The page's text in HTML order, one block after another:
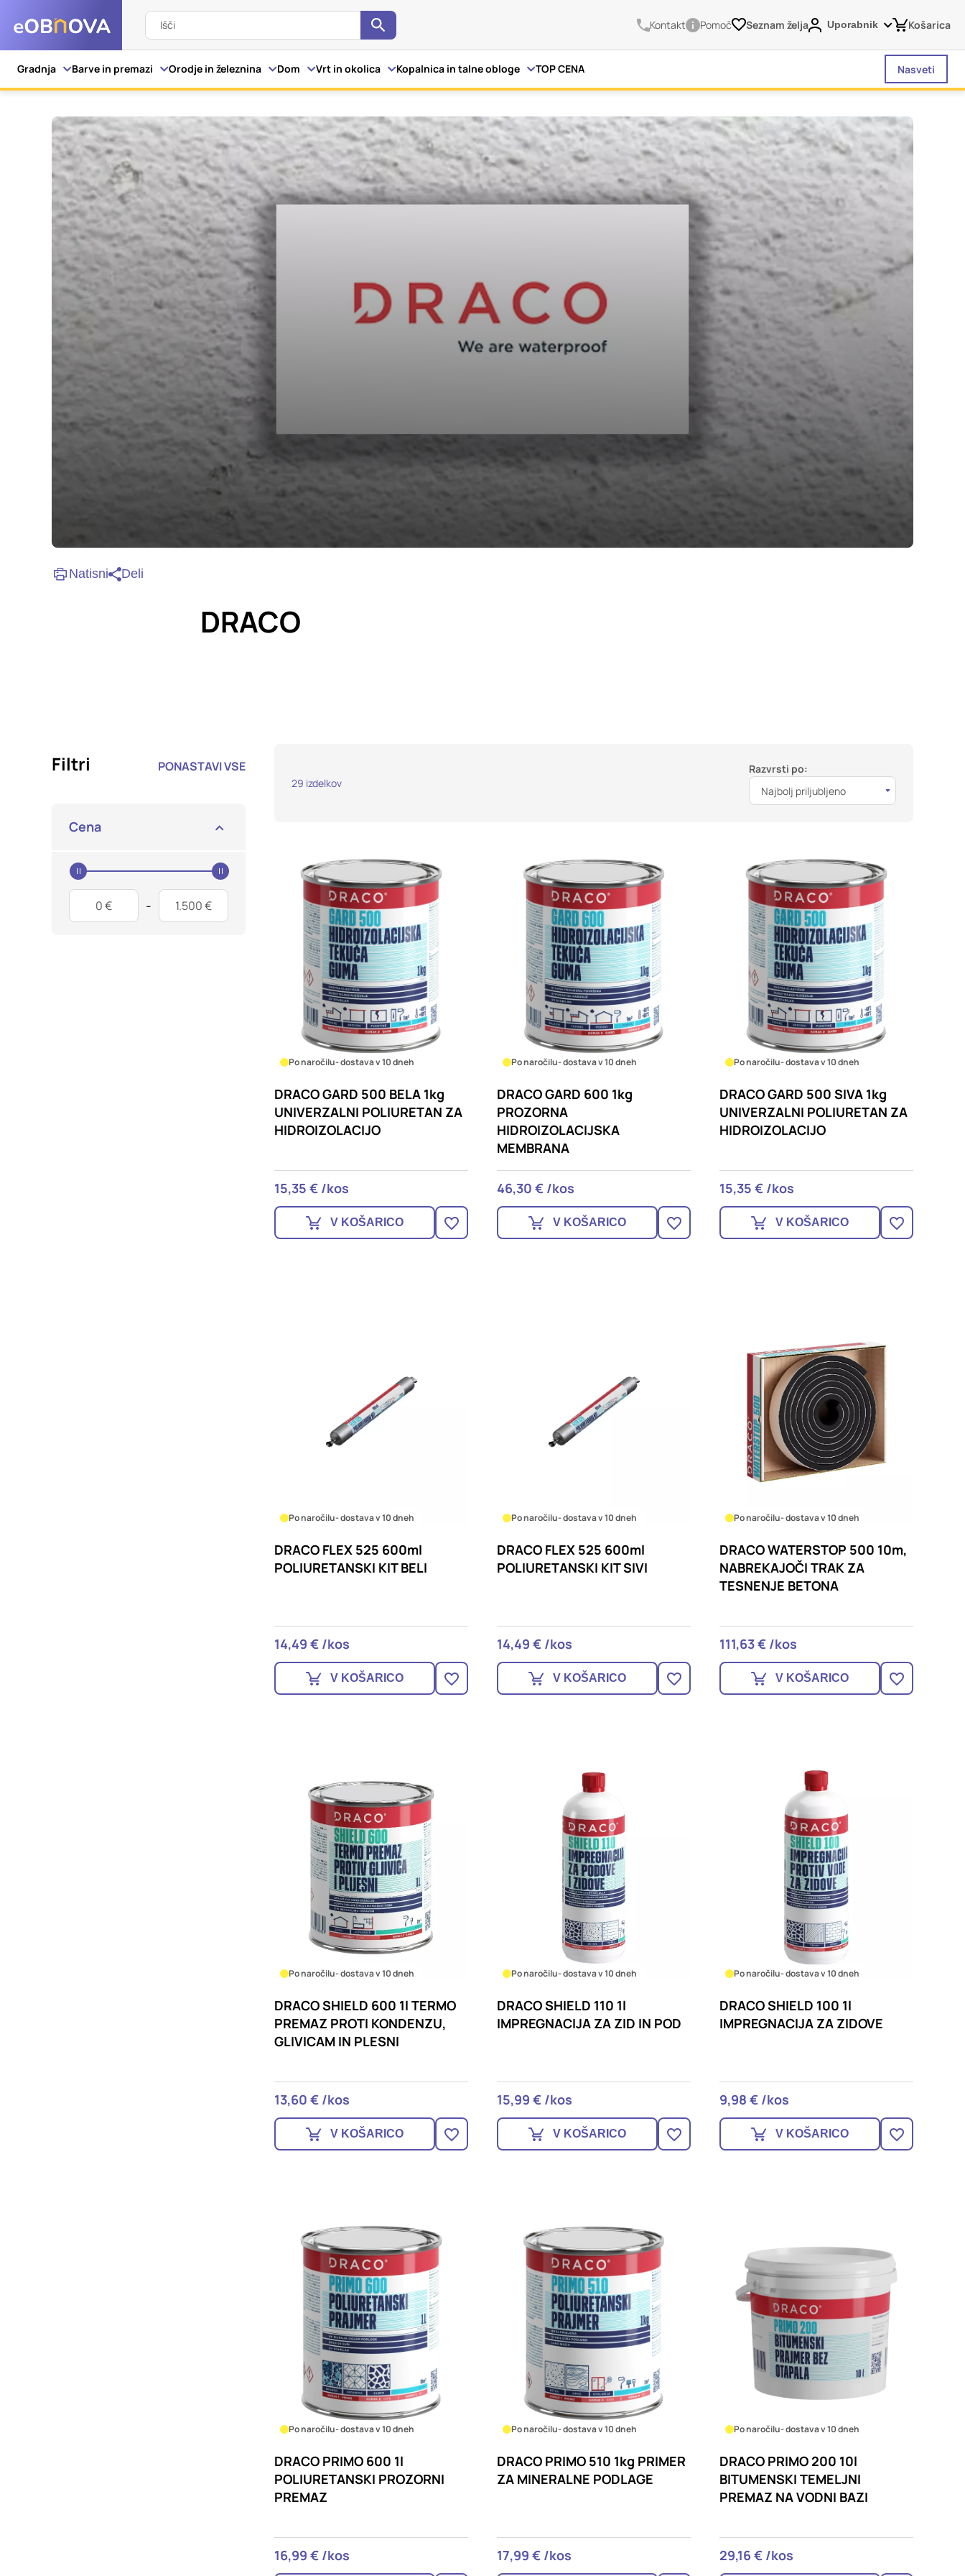
Išči
Išči Kontakt Pomoč Seznam želja Uporabnik Košarica
Gradnja Barve in premazi Orodje in železnina Dom Vrt in okolica Kopalnica in talne obloge TOP CENA Nasveti
Natisni Deli
DRACO
Filtri PONASTAVI VSE
Cena
Price Start
-
Price End
29 izdelkov
Razvrsti po:
Najbolj priljubljeno
Po naročilu- dostava v 10 dneh
DRACO GARD 500 BELA 1kg
UNIVERZALNI POLIURETAN ZA
HIDROIZOLACIJO
15,35 € /kos
V KOŠARICO
Po naročilu- dostava v 10 dneh
DRACO GARD 600 1kg
PROZORNA
HIDROIZOLACIJSKA
MEMBRANA
46,30 € /kos
V KOŠARICO
Po naročilu- dostava v 10 dneh
DRACO GARD 500 SIVA 1kg
UNIVERZALNI POLIURETAN ZA
HIDROIZOLACIJO
15,35 € /kos
V KOŠARICO
Po naročilu- dostava v 10 dneh
DRACO FLEX 525 600ml
POLIURETANSKI KIT BELI
14,49 € /kos
V KOŠARICO
Po naročilu- dostava v 10 dneh
DRACO FLEX 525 600ml
POLIURETANSKI KIT SIVI
14,49 € /kos
V KOŠARICO
Po naročilu- dostava v 10 dneh
DRACO WATERSTOP 500 10m,
NABREKAJOČI TRAK ZA
TESNENJE BETONA
111,63 € /kos
V KOŠARICO
Po naročilu- dostava v 10 dneh
DRACO SHIELD 600 1l TERMO
PREMAZ PROTI KONDENZU,
GLIVICAM IN PLESNI
13,60 € /kos
V KOŠARICO
Po naročilu- dostava v 10 dneh
DRACO SHIELD 110 1l
IMPREGNACIJA ZA ZID IN POD
15,99 € /kos
V KOŠARICO
Po naročilu- dostava v 10 dneh
DRACO SHIELD 100 1l
IMPREGNACIJA ZA ZIDOVE
9,98 € /kos
V KOŠARICO
Po naročilu- dostava v 10 dneh
DRACO PRIMO 600 1l
POLIURETANSKI PROZORNI
PREMAZ
16,99 € /kos
Po naročilu- dostava v 10 dneh
DRACO PRIMO 510 1kg PRIMER
ZA MINERALNE PODLAGE
17,99 € /kos
Po naročilu- dostava v 10 dneh
DRACO PRIMO 200 10l
BITUMENSKI TEMELJNI
PREMAZ NA VODNI BAZI
29,16 € /kos
Nastavitve piškotkov
Vaša zasebnost
Ko obiščete katero koli spletno mesto, mesto lahko shrani ali pridobi informacije iz vašega brskalnika,
večinoma v obliki piškotkov. Te informacije se lahko navezujejo na vas, vaše nastavitve, vašo napravo ali
pa skrbijo, da vaše spletno mesto deluje v skladu z vašimi pričakovanji. Te informacije običajno ne
razkrivajo neposredno vaše identitete, vendar vam lahko zagotovijo bolj prilagojeno spletno uporabniško
izkušnjo. Nekatere vrste piškotkov lahko zavrnete. Klikajte različna imena kategorij, da si ogledate več
informacij in spremenite privzete nastavitve. Blokiranje določenih vrst piškotkov vpliva na vašo uporabo
tega spletnega mesta in naše storitve.
Obvezni piškotki
Ti piškotki so nujni za delovanje spletnega mesta, zato jih v naših sistemih ni mogoče izklopiti. Običajno
so nastavljeni samo kot odziv na vaša dejanja, ki vodijo do storitvenih zahtev, na primer nastavitev
zasebnosti, prijava ali izpolnjevanje obrazcev. Na voljo imate nastavitev, da brskalnik blokira te piškotke ali
vas opozori na njih. V tem primeru nekateri deli spletnega mesta ne bodo delovali.
Vedno aktivni
Piškotki za učinkovitost delovanja
S temi piškotki štejemo obiske in izvor prometa, da lahko merimo in izboljšamo učinkovitost delovanja
našega spletnega mesta. Z njimi prepoznamo, katera mesta so najbolj in najmanj priljubljena, in
opazujemo, kako se obiskovalci pomikajo po spletnem mestu. Podatki, ki jih piškotki zbirajo, so združeni in
anonimni. Če uporabo teh piškotkov zavrnete, ne bomo vedeli, kdaj ste obiskali naše spletno mesto.
Piškotki za ciljno usmerjenost
Te piškotke nastavijo naši oglaševalski partnerji. Partnerska oglaševalska podjetja jih lahko uporabljajo za